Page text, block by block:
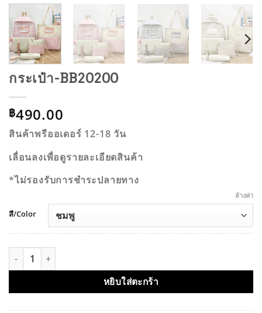
กระเป๋า-BB20200
฿490.00
สินค้าพรีออเดอร์ 12-18 วัน
เลื่อนลงเพื่อดูรายละเอียดสินค้า
*ไม่รองรับการชำระปลายทาง
สี/Color
ล้างค่า
หยิบใส่ตะกร้า